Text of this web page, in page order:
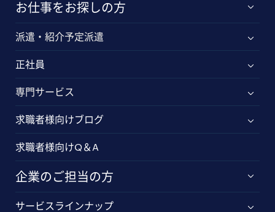
お仕事をお探しの方
派遣・紹介予定派遣
正社員
専門サービス
求職者様向けブログ
求職者様向けQ＆A
企業のご担当の方
サービスラインナップ